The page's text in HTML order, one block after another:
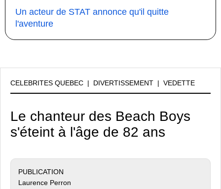
Un acteur de STAT annonce qu'il quitte
l'aventure
CELEBRITES QUEBEC | DIVERTISSEMENT | VEDETTE
Le chanteur des Beach Boys
s'éteint à l'âge de 82 ans
PUBLICATION
Laurence Perron